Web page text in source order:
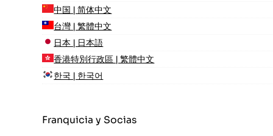
中国 | 简体中文
台灣 | 繁體中文
日本 | 日本語
香港特別行政區 | 繁體中文
한국 | 한국어
Franquicia y Socias